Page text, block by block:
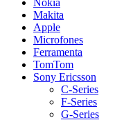
Nokia
Makita
Apple
Microfones
Ferramenta
TomTom
Sony Ericsson
C-Series
F-Series
G-Series